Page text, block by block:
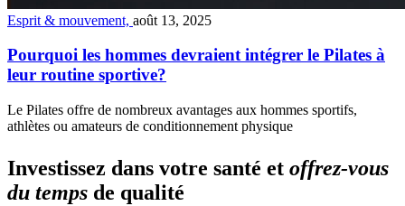
Esprit & mouvement, août 13, 2025
Pourquoi les hommes devraient intégrer le Pilates à
leur routine sportive?
Le Pilates offre de nombreux avantages aux hommes sportifs,
athlètes ou amateurs de conditionnement physique
Investissez dans votre santé et offrez-vous
du temps de qualité